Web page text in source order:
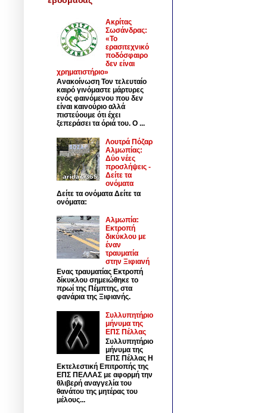
Ακρίτας
Σωσάνδρας:
«Το
ερασιτεχνικό
ποδόσφαιρο
δεν είναι
χρηματιστήριο»
Ανακοίνωση Τον τελευταίο
καιρό γινόμαστε μάρτυρες
ενός φαινόμενου που δεν
είναι καινούριο αλλά
πιστεύουμε ότι έχει
ξεπεράσει τα όριά του. Ο ...
Λουτρά Πόζαρ
Αλμωπίας:
Δύο νέες
προσλήψεις -
Δείτε τα
ονόματα
Δείτε τα ονόματα Δείτε τα
ονόματα:
Αλμωπία:
Εκτροπή
δικύκλου με
έναν
τραυματία
στην Ξιφιανή
Ενας τραυματίας Εκτροπή
δίκυκλου σημειώθηκε το
πρωί της Πέμπτης, στα
φανάρια της Ξιφιανής.
Συλλυπητήριο
μήνυμα της
ΕΠΣ Πέλλας
Συλλυπητήριο
μήνυμα της
ΕΠΣ Πέλλας Η
Εκτελεστική Επιτροπής της
ΕΠΣ ΠΕΛΛΑΣ με αφορμή την
θλιβερή αναγγελία του
θανάτου της μητέρας του
μέλους...